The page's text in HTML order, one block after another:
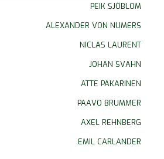
PEIK SJÖBLOM
ALEXANDER VON NUMERS
NICLAS LAURENT
JOHAN SVAHN
ATTE PAKARINEN
PAAVO BRUMMER
AXEL REHNBERG
EMIL CARLANDER